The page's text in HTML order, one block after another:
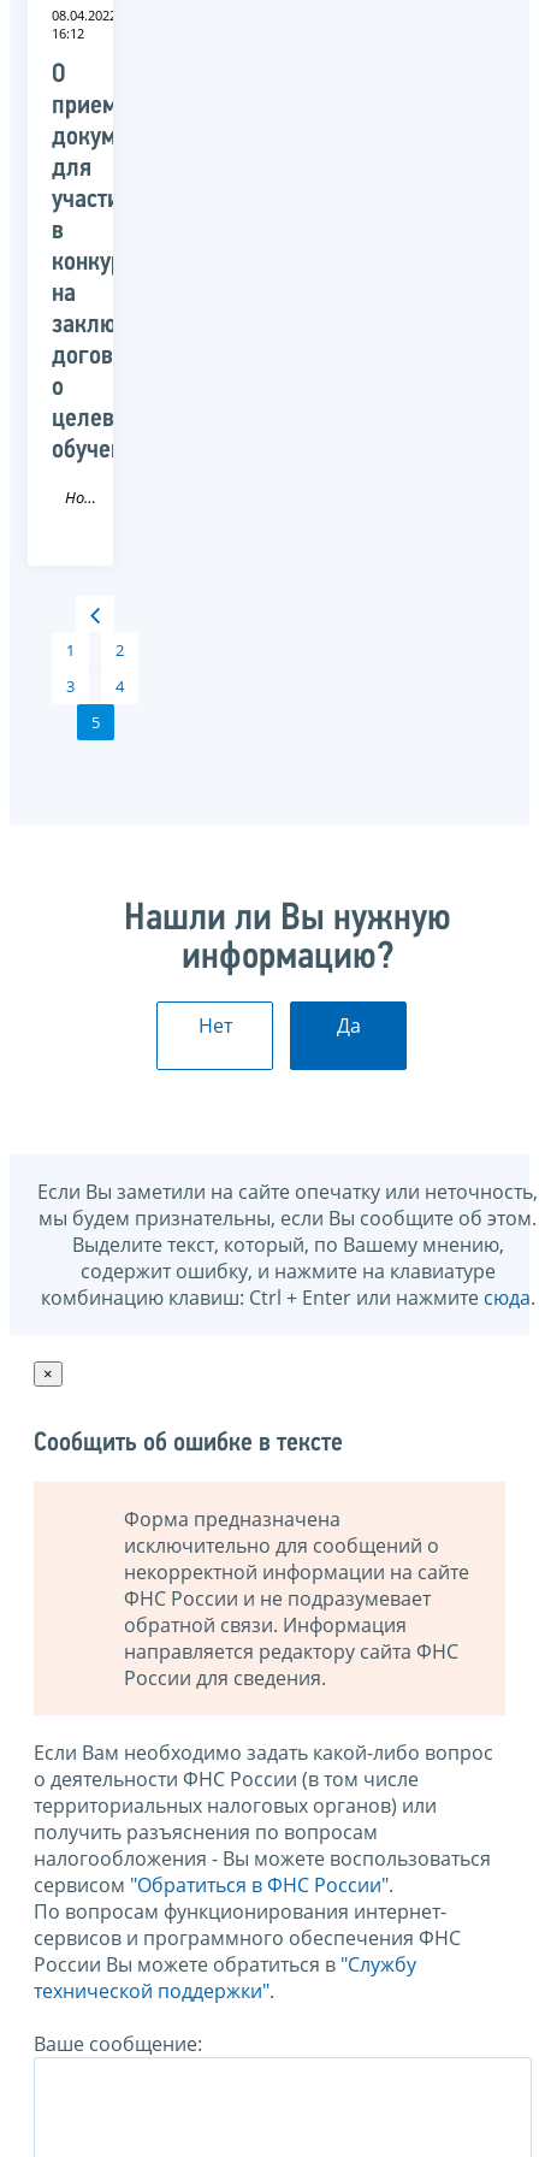
08.04.2022
16:12
О
приеме
документов
для
участия
в
конкурсе
на
заключение
договора
о
целевом
обучении
Новость
1
2
3
4
5
Нашли ли Вы нужную
информацию?
Нет Да
Если Вы заметили на сайте опечатку или неточность,
мы будем признательны, если Вы сообщите об этом.
Выделите текст, который, по Вашему мнению,
содержит ошибку, и нажмите на клавиатуре
комбинацию клавиш: Ctrl + Enter или нажмите сюда.
×
Сообщить об ошибке в тексте
Форма предназначена
исключительно для сообщений о
некорректной информации на сайте
ФНС России и не подразумевает
обратной связи. Информация
направляется редактору сайта ФНС
России для сведения.
Если Вам необходимо задать какой-либо вопрос
о деятельности ФНС России (в том числе
территориальных налоговых органов) или
получить разъяснения по вопросам
налогообложения - Вы можете воспользоваться
сервисом "Обратиться в ФНС России".
По вопросам функционирования интернет-
сервисов и программного обеспечения ФНС
России Вы можете обратиться в "Службу
технической поддержки".
Ваше сообщение: